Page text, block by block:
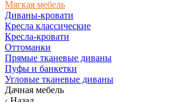
Мягкая мебель
Диваны-кровати
Кресла классические
Кресла-кровати
Оттоманки
Прямые тканевые диваны
Пуфы и банкетки
Угловые тканевые диваны
Дачная мебель